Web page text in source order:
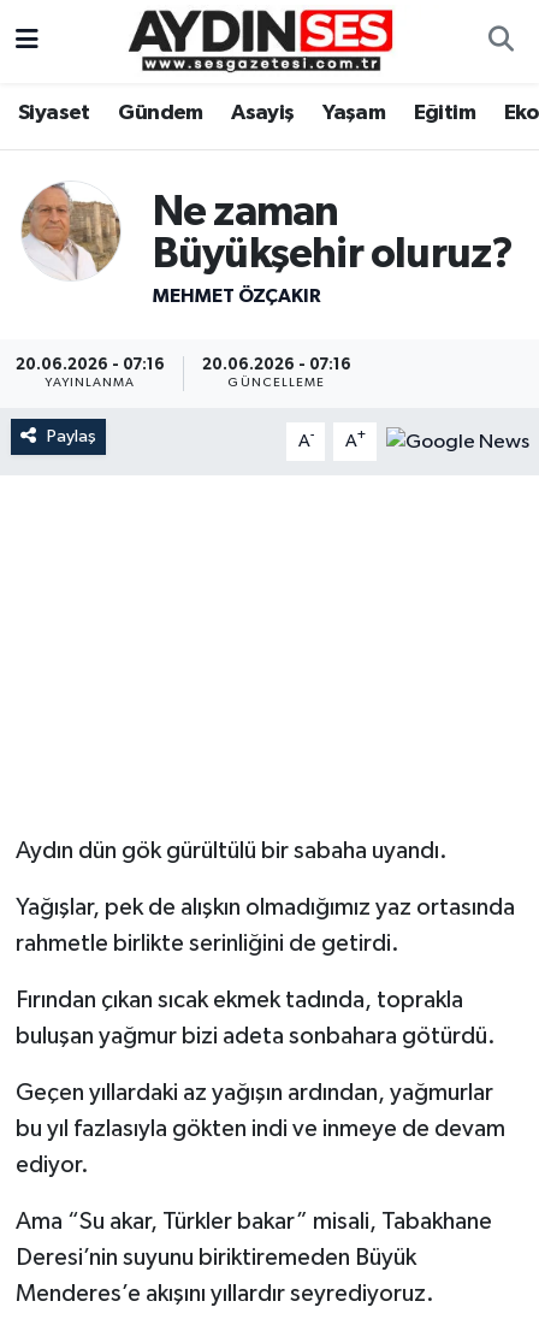
Siyaset Gündem Asayiş Yaşam Eğitim
Ne zaman
Büyükşehir oluruz?
MEHMET ÖZÇAKIR
20.06.2026 - 07:16
YAYINLANMA
20.06.2026 - 07:16
GÜNCELLEME
Paylaş A- A+
Aydın dün gök gürültülü bir sabaha uyandı.
Yağışlar, pek de alışkın olmadığımız yaz ortasında
rahmetle birlikte serinliğini de getirdi.
Fırından çıkan sıcak ekmek tadında, toprakla
buluşan yağmur bizi adeta sonbahara götürdü.
Geçen yıllardaki az yağışın ardından, yağmurlar
bu yıl fazlasıyla gökten indi ve inmeye de devam
ediyor.
Ama “Su akar, Türkler bakar” misali, Tabakhane
Deresi’nin suyunu biriktiremeden Büyük
Menderes’e akışını yıllardır seyrediyoruz.
Gündem
Siyaset
Ekonomi
Kültür Sanat
Aydın Hava Durumu
Aydin Namaz Vakitleri
Aydın Trafik Yoğunluk Haritası
Tüm Manşetler
Son Dakika Haberleri